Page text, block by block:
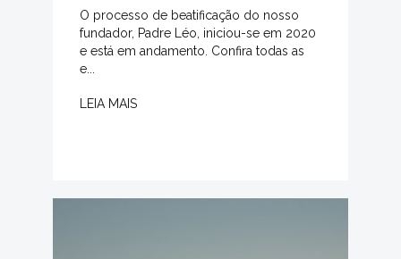
O processo de beatificação do nosso
fundador, Padre Léo, iniciou-se em 2020
e está em andamento. Confira todas as
e...
LEIA MAIS